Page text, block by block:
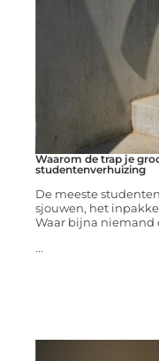
Waarom de trap je
studentenverhuizing
De meeste
sjouwen, het
Waar bijna niemand
...